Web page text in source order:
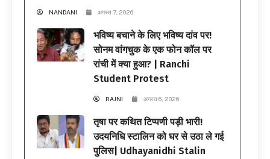
NANDANI अगस्त 7, 2026
भविष्य बचाने के लिए भविष्य दांव पर!
सोनम वांगचुक के एक फोन कॉल पर
रांची में क्या हुआ? | Ranchi
Student Protest
RAJNI अगस्त 6, 2026
तृषा पर कथित टिप्पणी पड़ी भारी!
उदयनिधि स्टालिन को घर से उठा ले गई
पुलिस| Udhayanidhi Stalin